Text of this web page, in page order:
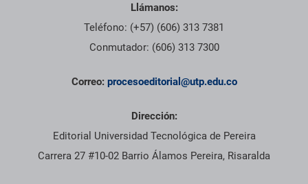
Llámanos:
Teléfono: (+57) (606) 313 7381
Conmutador: (606) 313 7300
Correo: procesoeditorial@utp.edu.co
Dirección:
Editorial Universidad Tecnológica de Pereira
Carrera 27 #10-02 Barrio Álamos Pereira, Risaralda